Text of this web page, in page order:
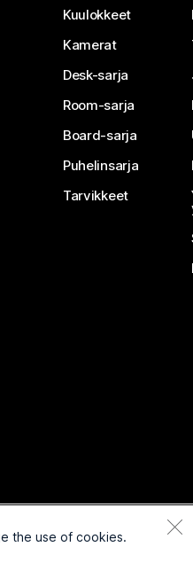
Kuulokkeet
Kamerat
Desk-sarja
Room-sarja
Board-sarja
Puhelinsarja
Tarvikkeet
the use of cookies.